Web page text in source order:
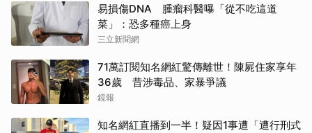
易損傷DNA 腫瘤科醫曝「從不吃這道
菜」：恐多種癌上身
三立新聞網
71萬訂閱知名網紅驚傳離世！陳屍住家享年
36歲 昔涉毒品、家暴爭議
鏡報
知名網紅直播到一半！疑因1事遭「遭行刑式